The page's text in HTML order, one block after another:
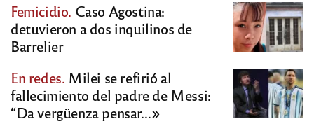
Femicidio. Caso Agostina:
detuvieron a dos inquilinos de
Barrelier
En redes. Milei se refirió al
fallecimiento del padre de Messi:
“Da vergüenza pensar…»